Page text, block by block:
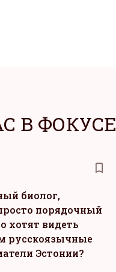
В ФОКУСЕ
биолог,
порядочный
хотят видеть
русскоязычные
Эстонии?